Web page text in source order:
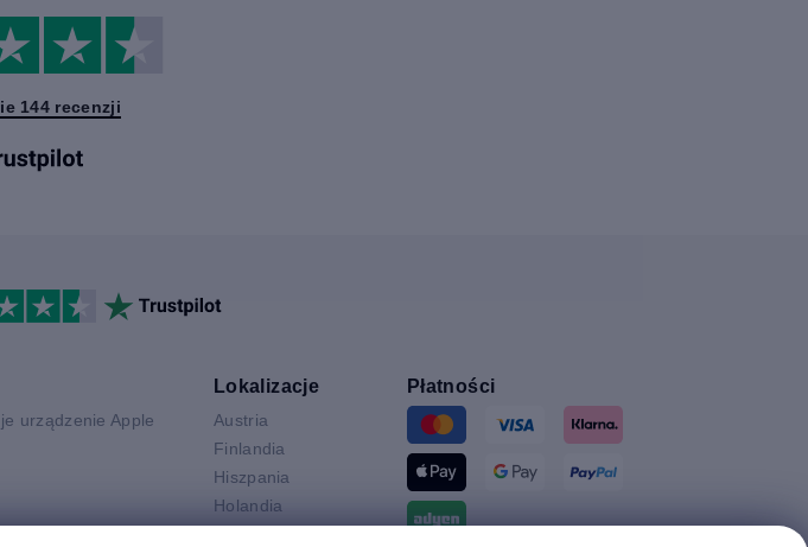
144 recenzji
urządzenie Apple
Lokalizacje
Austria
Finlandia
Hiszpania
Holandia
Płatności